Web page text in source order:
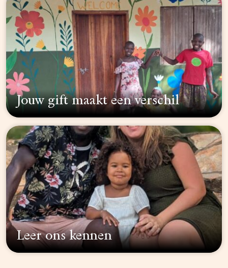
Jouw gift maakt een verschil
Leer ons kennen